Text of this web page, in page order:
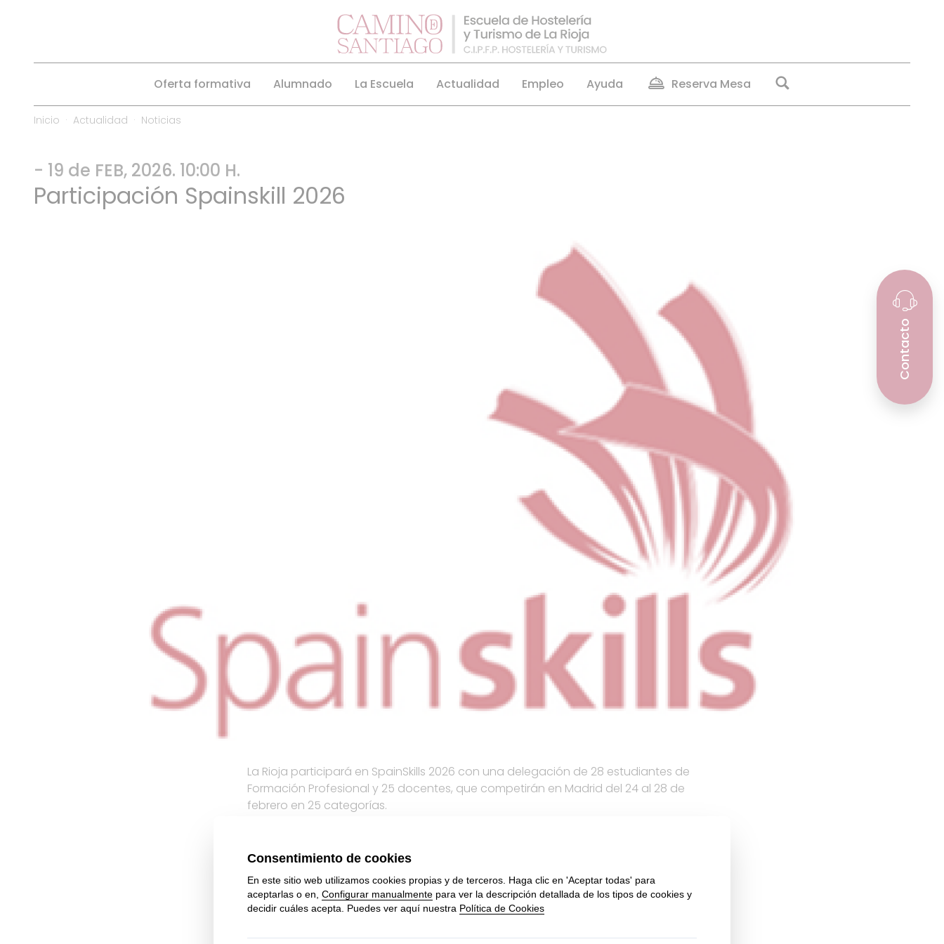
Oferta formativa Alumnado La Escuela Actualidad Empleo Ayuda Reserva Mesa
Inicio Actualidad Noticias
- 19 de FEB, 2026. 10:00 H.
Participación Spainskill 2026
La Rioja participará en SpainSkills 2026 con una delegación de 28 estudiantes de
Formación Profesional y 25 docentes, que competirán en Madrid del 24 al 28 de
febrero en 25 categorías.
Panadería, repostería y confitería y Servicios de restaurante y bar.
Esperamos que los alumnos y profesores acompañantes disfruten de la
experiencia.
Contacto